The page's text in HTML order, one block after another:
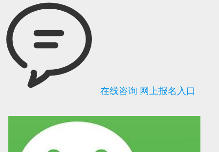
可信网站信用评 网络警察提醒你 诚信网站
在线咨询 网上报名入口